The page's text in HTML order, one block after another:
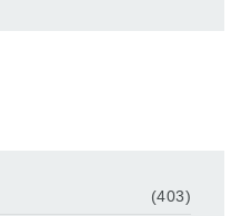
(403)